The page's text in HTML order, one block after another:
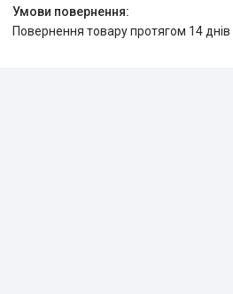
повернення товару протягом 14 днів